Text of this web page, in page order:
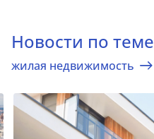
Новости по теме
жилая недвижимость